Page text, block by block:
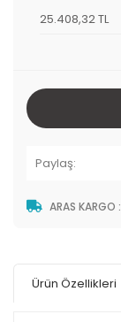
25.408,32 TL
Paylaş:
ARAS KARGO :
Ürün Özellikleri